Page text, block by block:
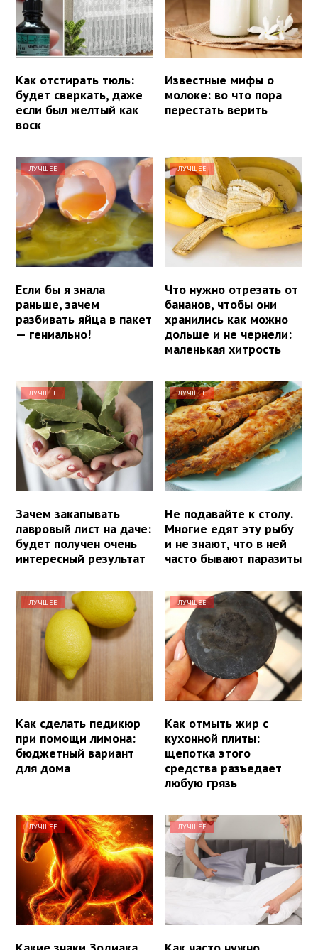
Как отстирать тюль:
будет сверкать, даже
если был желтый как
воск
Известные мифы о
молоке: во что пора
перестать верить
ЛУЧШЕЕ
Если бы я знала
раньше, зачем
разбивать яйца в пакет
— гениально!
ЛУЧШЕЕ
Что нужно отрезать от
бананов, чтобы они
хранились как можно
дольше и не чернели:
маленькая хитрость
ЛУЧШЕЕ
Зачем закапывать
лавровый лист на даче:
будет получен очень
интересный результат
ЛУЧШЕЕ
Не подавайте к столу.
Многие едят эту рыбу
и не знают, что в ней
часто бывают паразиты
ЛУЧШЕЕ
Как сделать педикюр
при помощи лимона:
бюджетный вариант
для дома
ЛУЧШЕЕ
Как отмыть жир с
кухонной плиты:
щепотка этого
средства разъедает
любую грязь
ЛУЧШЕЕ ЛУЧШЕЕ